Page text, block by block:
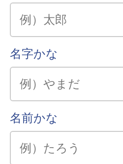
名字かな
名前かな